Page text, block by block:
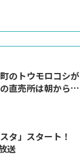
のトウモロコシが
直売所は朝から長
タ」スタート！
送